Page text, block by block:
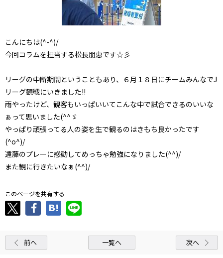
こんにちは(^-^)/
今回コラムを担当する松長朋恵です☆彡
リーグの中断期間ということもあり、６月１８日にチームみんなでJ
リーグ観戦にいきました!!
雨やったけど、観客もいっぱいいてこんな中で試合できるのいいな
ぁって思いました(^^ゞ
やっぱり頑張ってる人の姿を生で観るのはきもち良かったです
(^o^)/
遠藤のプレーに感動してめっちゃ勉強になりました(^^)/
また観に行きたいなぁ(^^)/
このページを共有する
前へ 一覧へ 次へ